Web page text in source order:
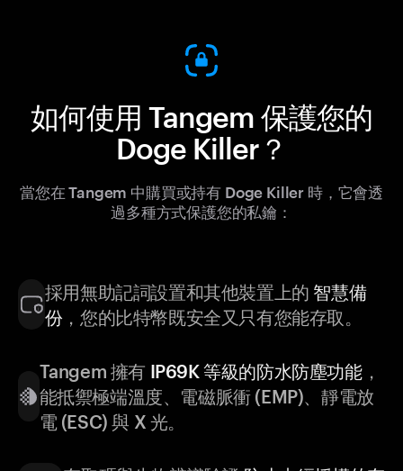
如何使用 Tangem 保護您的
Doge Killer？
當您在 Tangem 中購買或持有 Doge Killer 時，它會透
過多種方式保護您的私鑰：
採用無助記詞設置和其他裝置上的 智慧備
份，您的比特幣既安全又只有您能存取。
Tangem 擁有 IP69K 等級的防水防塵功能，
能抵禦極端溫度、電磁脈衝 (EMP)、靜電放
電 (ESC) 與 X 光。